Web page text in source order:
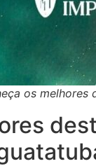
os melhores